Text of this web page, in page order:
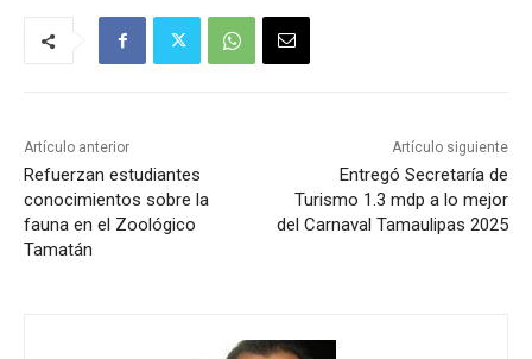
Artículo anterior
Refuerzan estudiantes
conocimientos sobre la
fauna en el Zoológico
Tamatán
Artículo siguiente
Entregó Secretaría de
Turismo 1.3 mdp a lo mejor
del Carnaval Tamaulipas 2025